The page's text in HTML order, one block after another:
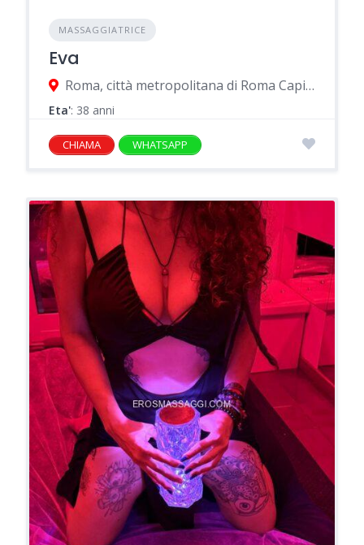
MASSAGGIATRICE
Eva
Roma, città metropolitana di Roma Capitale, Italia
Eta': 38 anni
CHIAMA WHATSAPP